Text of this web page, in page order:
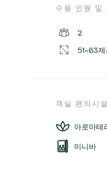
수용 인원 및
2
51~63
객실 편의시
아로마테
미니바